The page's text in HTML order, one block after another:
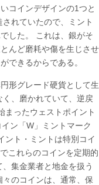
コインデザインの1つと
れていたので、ミント
した。 これは、銀がそ
んど磨耗や傷を生じさせ
できるからである。
形グレード硬貨として生
、磨かれていて、逆戻
まったウェストポイント
ン「W」ミントマーク
ント・ミントは特別コイ
これらのコインを定期的
集金業者と地金を扱う
のコインは、通常、保